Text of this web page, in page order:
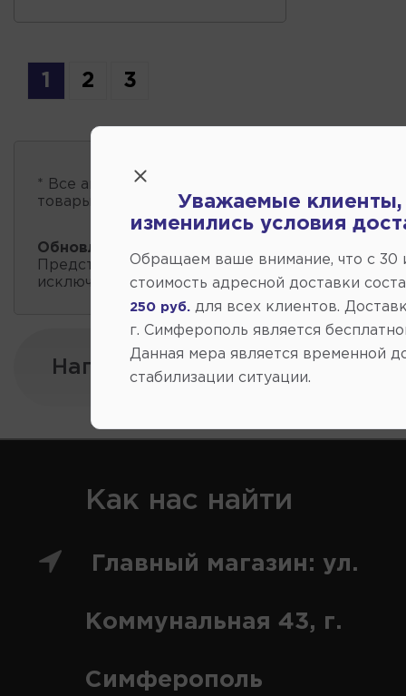
1 2 3
* Все автозапчасти
товары проходит несколько раз в сутки.
Обновление остатков и цен:
Представленные данные о запчастях на этой
исключительно информационный характер.
Напишите нам:
Как нас найти
Главный магазин: ул.
Коммунальная 43, г.
Симферополь
Уважаемые клиенты,
изменились условия
Обращаем ваше внимание, что c 30
стоимость адресной доставки
250 руб.
для всех клиентов.
г. Симферополь является
Данная мера является временной
стабилизации ситуации.